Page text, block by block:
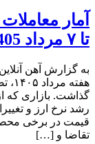
تا ۷ مرداد 1405
به گزارش آهن‌
گذاشت. بازاری که
رشد نرخ ارز و
قیمت در برخی
تقاضا و […]